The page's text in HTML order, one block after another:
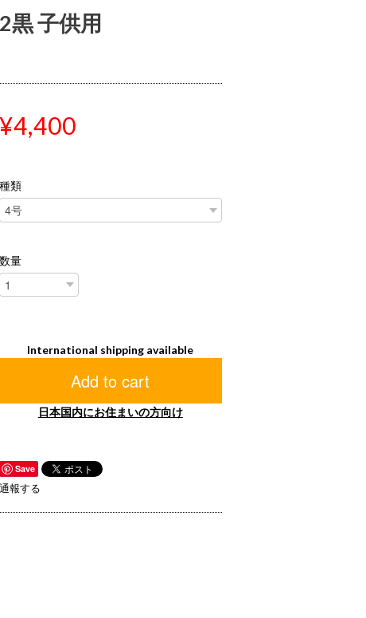
子供用
¥4,400
種類
数量
International shipping available
Add to cart
日本国内にお住まいの方向け
Save
通報する